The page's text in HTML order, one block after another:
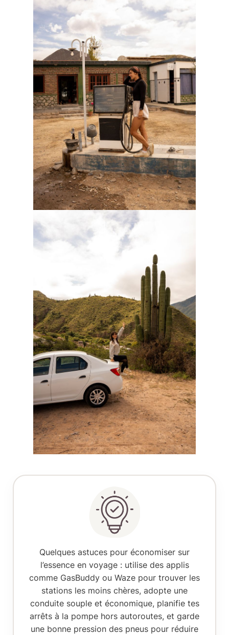
Quelques astuces pour économiser sur
l’essence en voyage : utilise des applis
comme GasBuddy ou Waze pour trouver les
stations les moins chères, adopte une
conduite souple et économique, planifie tes
arrêts à la pompe hors autoroutes, et garde
une bonne pression des pneus pour réduire